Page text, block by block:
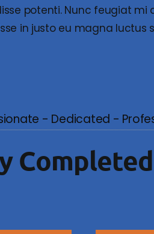
potenti. Nunc feugiat
in justo eu magna luctus
- Dedicated -